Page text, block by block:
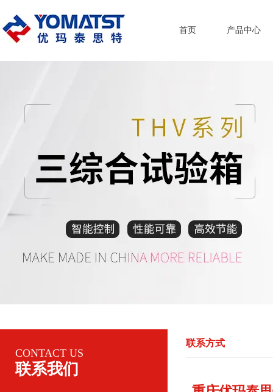
首页 产品中心
CONTACT US
联系我们
联系方式